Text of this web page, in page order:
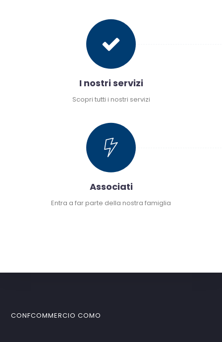
I nostri servizi
Scopri tutti i nostri servizi
Richiedi informazioni sui servizi di maggior interesse
Associati
Entra a far parte della nostra famiglia
CONFCOMMERCIO COMO